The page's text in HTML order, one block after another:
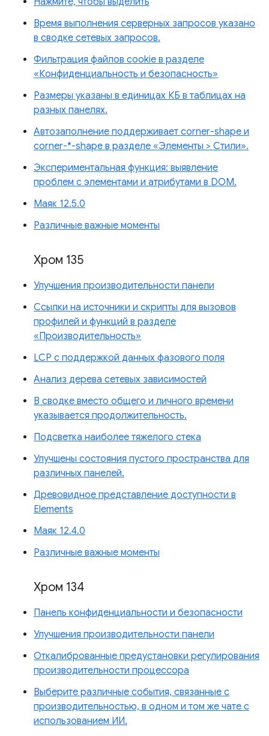
Время выполнения серверных запросов указано
в сводке сетевых запросов.
Фильтрация файлов cookie в разделе
«Конфиденциальность и безопасность»
Размеры указаны в единицах КБ в таблицах на
разных панелях.
Автозаполнение поддерживает corner-shape и
corner-*-shape в разделе «Элементы > Стили».
Экспериментальная функция: выявление
проблем с элементами и атрибутами в DOM.
Маяк 12.5.0
Различные важные моменты
Хром 135
Улучшения производительности панели
Ссылки на источники и скрипты для вызовов
профилей и функций в разделе
«Производительность»
LCP с поддержкой данных фазового поля
Анализ дерева сетевых зависимостей
В сводке вместо общего и личного времени
указывается продолжительность.
Подсветка наиболее тяжелого стека
Улучшены состояния пустого пространства для
различных панелей.
Древовидное представление доступности в
Elements
Маяк 12.4.0
Различные важные моменты
Хром 134
Панель конфиденциальности и безопасности
Улучшения производительности панели
Откалиброванные предустановки регулирования
производительности процессора
Выберите различные события, связанные с
производительностью, в одном и том же чате с
использованием ИИ.